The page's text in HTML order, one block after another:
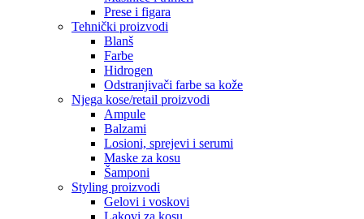
Prese i figara
Tehnički proizvodi
Blanš
Farbe
Hidrogen
Odstranjivači farbe sa kože
Njega kose/retail proizvodi
Ampule
Balzami
Losioni, sprejevi i serumi
Maske za kosu
Šamponi
Styling proizvodi
Gelovi i voskovi